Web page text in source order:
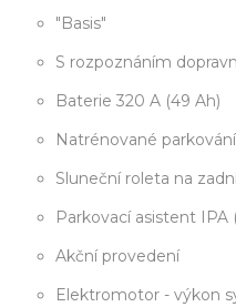
"Basis"
S rozpoznáním
Baterie 320 A (49 Ah)
Natrénované parkování
Sluneční roleta na
Parkovací asistent
Akční provedení
Elektromotor - výkon